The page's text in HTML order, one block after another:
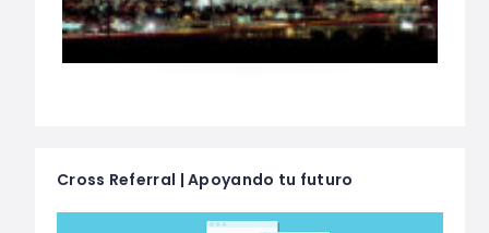
Cross Referral | Apoyando tu futuro